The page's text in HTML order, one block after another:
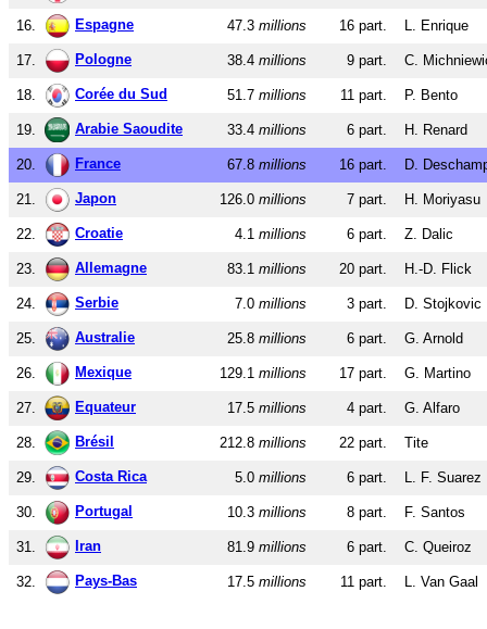
16. Espagne 47.3 millions 16 part. L. Enrique
17. Pologne 38.4 millions 9 part. C.
18. Corée du Sud 51.7 millions 11 part. P. Bento
19. Arabie Saoudite 33.4 millions 6 part. H. Renard
20. France 67.8 millions 16 part. D.
21. Japon 126.0 millions 7 part. H. Moriyasu
22. Croatie 4.1 millions 6 part. Z. Dalic
23. Allemagne 83.1 millions 20 part. H.-D. Flick
24. Serbie 7.0 millions 3 part. D. Stojkovic
25. Australie 25.8 millions 6 part. G. Arnold
26. Mexique 129.1 millions 17 part. G. Martino
27. Equateur 17.5 millions 4 part. G. Alfaro
28. Brésil 212.8 millions 22 part. Tite
29. Costa Rica 5.0 millions 6 part. L. F. Suarez
30. Portugal 10.3 millions 8 part. F. Santos
31. Iran 81.9 millions 6 part. C. Queiroz
32. Pays-Bas 17.5 millions 11 part. L. Van Gaal